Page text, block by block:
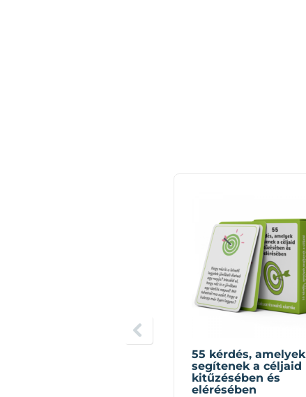
55 kérdés, amelyek
segítenek a céljaid
kitűzésében és
elérésében